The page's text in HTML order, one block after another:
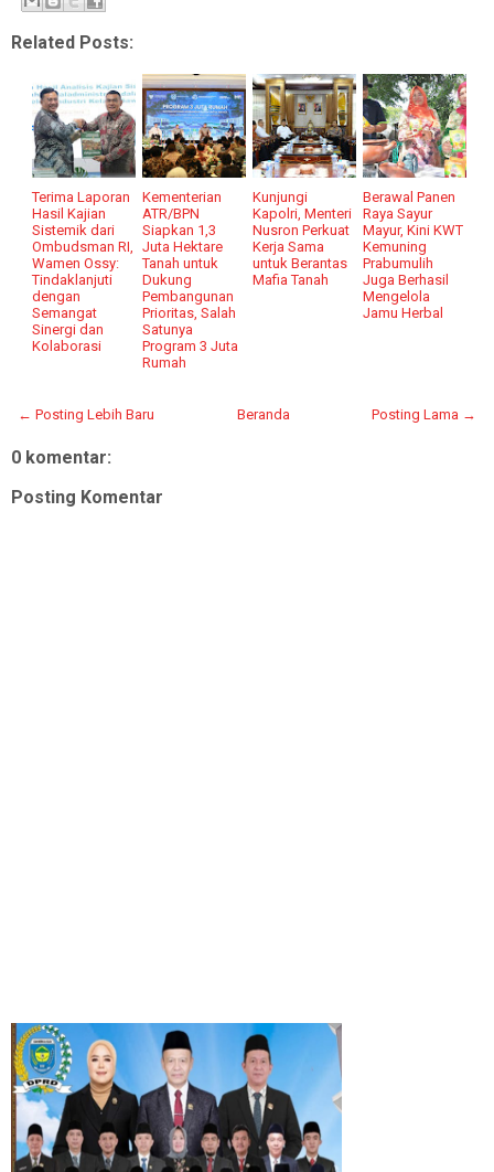
Related Posts:
Terima Laporan
Hasil Kajian
Sistemik dari
Ombudsman RI,
Wamen Ossy:
Tindaklanjuti
dengan
Semangat
Sinergi dan
Kolaborasi
Kementerian
ATR/BPN
Siapkan 1,3
Juta Hektare
Tanah untuk
Dukung
Pembangunan
Prioritas, Salah
Satunya
Program 3 Juta
Rumah
Kunjungi
Kapolri, Menteri
Nusron Perkuat
Kerja Sama
untuk Berantas
Mafia Tanah
Berawal Panen
Raya Sayur
Mayur, Kini KWT
Kemuning
Prabumulih
Juga Berhasil
Mengelola
Jamu Herbal
← Posting Lebih Baru Posting Lama →
Beranda
0 komentar:
Posting Komentar